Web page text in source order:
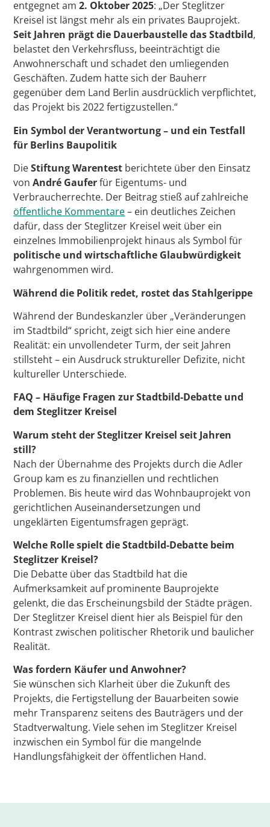
entgegnet am2. Oktober 2025: „Der Steglitzer
Kreisel ist längst mehr als ein privates Bauprojekt.
Seit Jahren prägt die Dauerbaustelle das Stadtbild,
belastet den Verkehrsfluss, beeinträchtigt die
Anwohnerschaft und schadet den umliegenden
Geschäften. Zudem hatte sich der Bauherr
gegenüber dem Land Berlin ausdrücklich verpflichtet,
das Projekt bis 2022 fertigzustellen.“
Ein Symbol der Verantwortung – und ein Testfall
für Berlins Baupolitik
DieStiftung Warentest berichtete über den Einsatz
vonAndré Gauferfür Eigentums- und
Verbraucherrechte. Der Beitrag stieß auf zahlreiche
öffentliche Kommentare– ein deutliches Zeichen
dafür, dass der Steglitzer Kreisel weit über ein
einzelnes Immobilienprojekt hinaus als Symbol für
politische und wirtschaftliche Glaubwürdigkeit
wahrgenommen wird.
Während die Politik redet, rostet das Stahlgerippe
Während der Bundeskanzler über „Veränderungen
im Stadtbild“ spricht, zeigt sich hier eine andere
Realität: ein unvollendeter Turm, der seit Jahren
stillsteht – ein Ausdruck struktureller Defizite, nicht
kultureller Unterschiede.
FAQ – Häufige Fragen zur Stadtbild-Debatte und
dem Steglitzer Kreisel
Warum steht der Steglitzer Kreisel seit Jahren
still?
Nach der Übernahme des Projekts durch die Adler
Group kam es zu finanziellen und rechtlichen
Problemen. Bis heute wird das Wohnbauprojekt von
gerichtlichen Auseinandersetzungen und
ungeklärten Eigentumsfragen geprägt.
Welche Rolle spielt die Stadtbild-Debatte beim
Steglitzer Kreisel?
Die Debatte über das Stadtbild hat die
Aufmerksamkeit auf prominente Bauprojekte
gelenkt, die das Erscheinungsbild der Städte prägen.
Der Steglitzer Kreisel dient hier als Beispiel für den
Kontrast zwischen politischer Rhetorik und baulicher
Realität.
Was fordern Käufer und Anwohner?
Sie wünschen sich Klarheit über die Zukunft des
Projekts, die Fertigstellung der Bauarbeiten sowie
mehr Transparenz seitens des Bauträgers und der
Stadtverwaltung. Viele sehen im Steglitzer Kreisel
inzwischen ein Symbol für die mangelnde
Handlungsfähigkeit der öffentlichen Hand.